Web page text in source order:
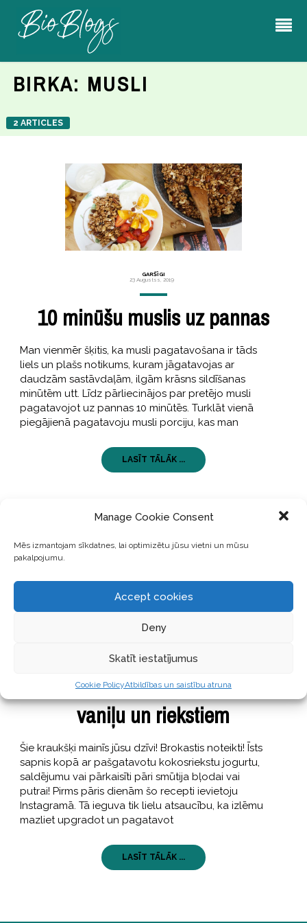
Manage Cookie Consent
Mēs izmantojam sīkdatnes, lai optimizētu jūsu vietni un mūsu
pakalpojumu.
Accept cookies
Deny
Skatīt iestatījumus
Cookie PolicyAtbildības un saistību atruna
BIRKA: MUSLI
2 ARTICLES
GARŠĪGI
23 Augustss, 2019
10 minūšu muslis uz pannas
Man vienmēr šķitis, ka musli pagatavošana ir tāds
liels un plašs notikums, kuram jāgatavojas ar
daudzām sastāvdaļām, ilgām krāsns sildīšanas
minūtēm utt. Līdz pārliecinājos par pretējo musli
pagatavojot uz pannas 10 minūtēs. Turklāt vienā
piegājienā pagatavoju musli porciju, kas man
LASĪT TĀLĀK ...
Karamelizēti griķu kraukšķi ar
vaniļu un riekstiem
Šie kraukšķi mainīs jūsu dzīvi! Brokastis noteikti! Īsts
sapnis kopā ar pašgatavotu kokosriekstu jogurtu,
saldējumu vai pārkaisīti pāri smūtija bļodai vai
putrai! Pirms pāris dienām šo recepti ievietoju
Instagramā. Tā ieguva tik lielu atsaucību, ka izlēmu
mazliet upgradot un pagatavot
LASĪT TĀLĀK ...